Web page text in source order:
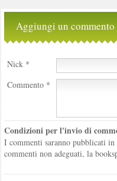
Aggiungi un
Nick *
Commento *
Condizioni per l'invio di
I commenti saranno pubblicati in
commenti non adeguati, la